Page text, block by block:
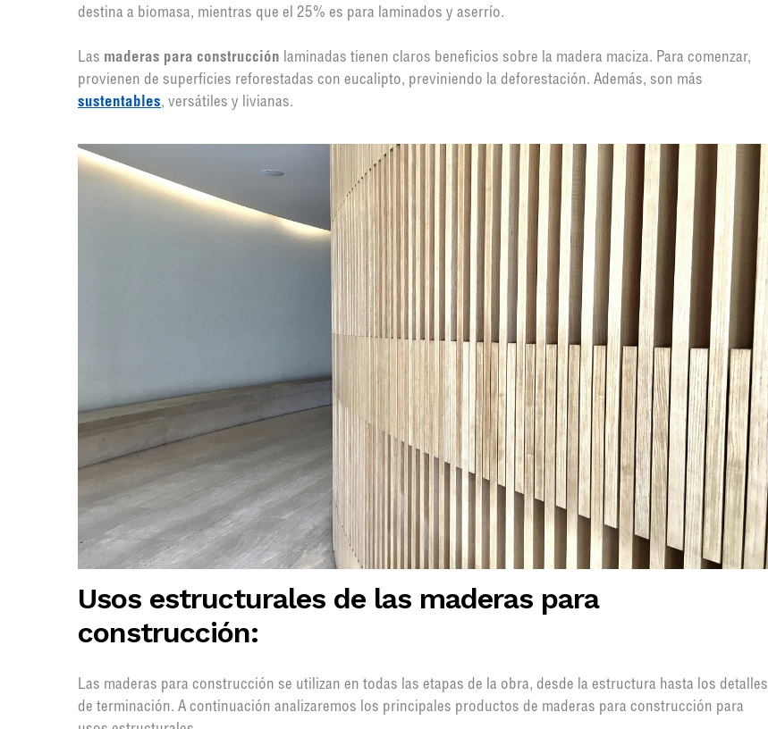
destina a biomasa, mientras que el 25% es para laminados y aserrío.
Las maderas para construcción laminadas tienen claros beneficios sobre la madera maciza. Para comenzar,
provienen de superficies reforestadas con eucalipto, previniendo la deforestación. Además, son más
sustentables, versátiles y livianas.
Usos estructurales de las maderas para
construcción:
Las maderas para construcción se utilizan en todas las etapas de la obra, desde la estructura hasta los detalles
de terminación. A continuación analizaremos los principales productos de maderas para construcción para